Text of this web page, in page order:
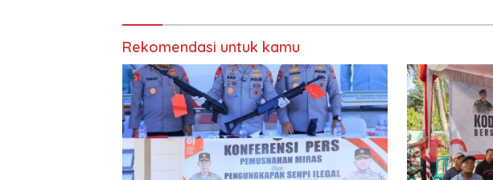
Rekomendasi untuk kamu